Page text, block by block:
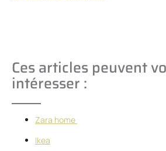
Ces articles peuvent
intéresser :
Zara home
Ikea